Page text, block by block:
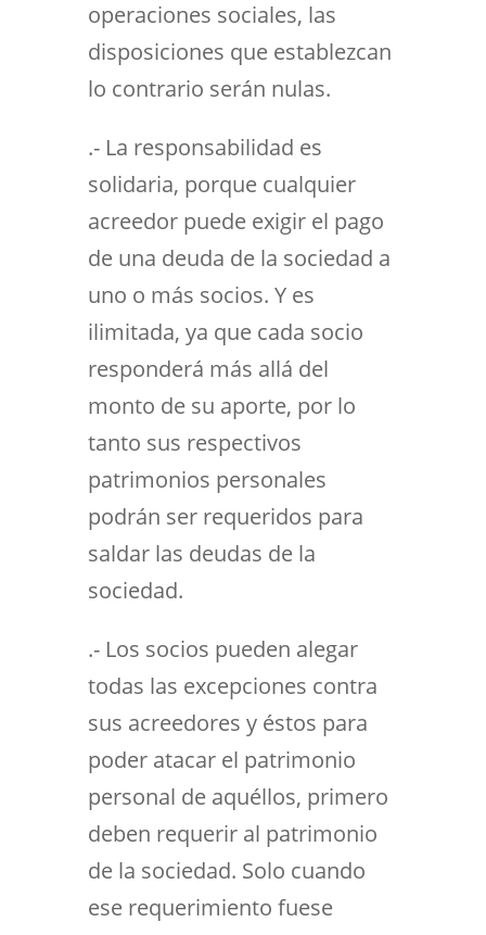
operaciones sociales, las
disposiciones que establezcan
lo contrario serán nulas.
.- La responsabilidad es
solidaria, porque cualquier
acreedor puede exigir el pago
de una deuda de la sociedad a
uno o más socios. Y es
ilimitada, ya que cada socio
responderá más allá del
monto de su aporte, por lo
tanto sus respectivos
patrimonios personales
podrán ser requeridos para
saldar las deudas de la
sociedad.
.- Los socios pueden alegar
todas las excepciones contra
sus acreedores y éstos para
poder atacar el patrimonio
personal de aquéllos, primero
deben requerir al patrimonio
de la sociedad. Solo cuando
ese requerimiento fuese